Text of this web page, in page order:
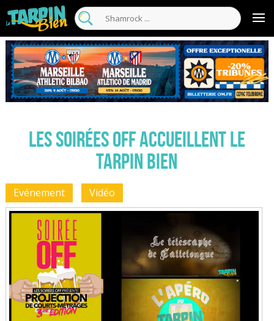
Les soirées Off accueillent le
Tarpin Bien
Evénement Vidéo